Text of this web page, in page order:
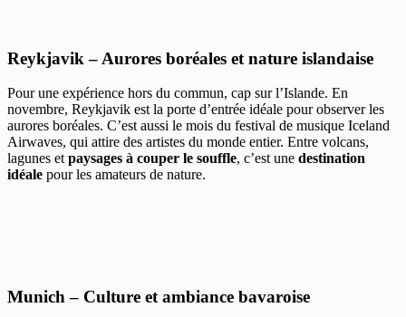
Reykjavik – Aurores boréales et nature islandaise
Pour une expérience hors du commun, cap sur l’Islande. En
novembre, Reykjavik est la porte d’entrée idéale pour observer les
aurores boréales. C’est aussi le mois du festival de musique Iceland
Airwaves, qui attire des artistes du monde entier. Entre volcans,
lagunes et paysages à couper le souffle, c’est une destination
idéale pour les amateurs de nature.
Munich – Culture et ambiance bavaroise